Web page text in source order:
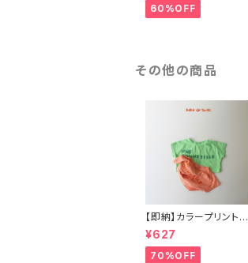
60%OFF
その他の商品
【即納】カラープリントT
シャツ
¥627
70%OFF